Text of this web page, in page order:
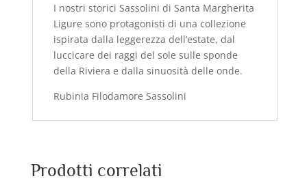
I nostri storici Sassolini di Santa Margherita
Ligure sono protagonisti di una collezione
ispirata dalla leggerezza dell’estate, dal
luccicare dei raggi del sole sulle sponde
della Riviera e dalla sinuosità delle onde.
Rubinia Filodamore Sassolini
Prodotti correlati